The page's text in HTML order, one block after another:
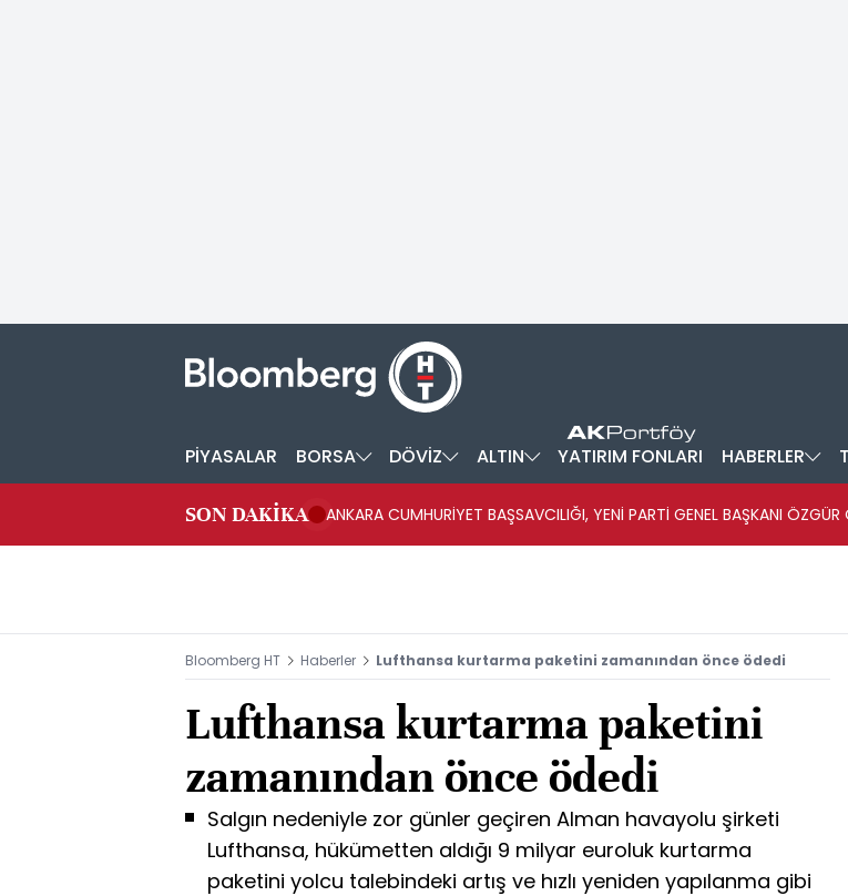
PİYASALAR BORSA DÖVİZ ALTIN YATIRIM FONLARI HABERLER
SON DAKİKA
ANKARA CUMHURİYET BAŞSAVCILIĞI, YENİ PARTİ GENEL BAŞKANI ÖZGÜR
Bloomberg HT Haberler Lufthansa kurtarma paketini zamanından önce ödedi
Lufthansa kurtarma paketini
zamanından önce ödedi
Salgın nedeniyle zor günler geçiren Alman havayolu şirketi
Lufthansa, hükümetten aldığı 9 milyar euroluk kurtarma
paketini yolcu talebindeki artış ve hızlı yeniden yapılanma gibi